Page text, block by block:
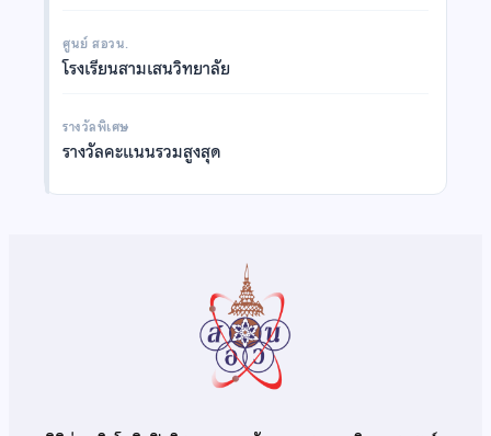
ศูนย์ สอวน.
โรงเรียนสามเสนวิทยาลัย
รางวัลพิเศษ
รางวัลคะแนนรวมสูงสุด